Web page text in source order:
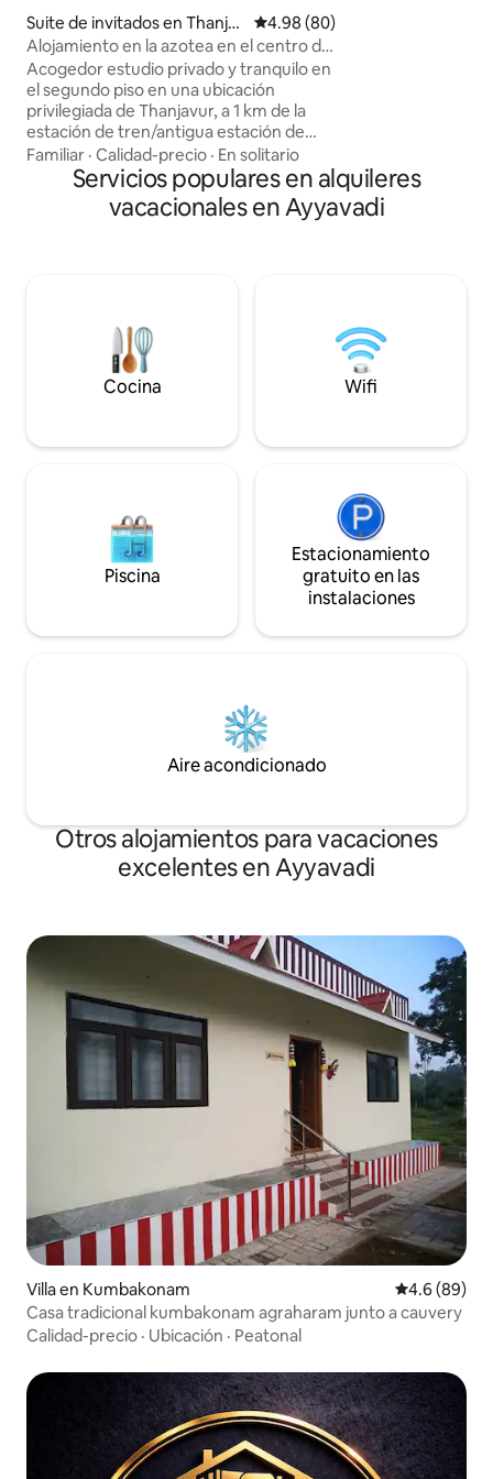
Suite de invitados en Thanjav
ur
Calificación promedio: 4.98 de
4.98 (80)
Alojamiento en la azotea en el centro de
la ciudad
Acogedor estudio privado y tranquilo en
el segundo piso en una ubicación
privilegiada de Thanjavur, a 1 km de la
estación de tren/antigua estación de
autobuses, a 4 km de la nueva estación
de autobuses, a 3 km del templo
Brihadeeshwara de la UNESCO. Cuenta
con aire acondicionado, cama doble, TV,
viajes locales y recomendaciones de
conductores/para viajes seguros. Ideal
para visitas a templos en Ana alrededor
Familiar · Calidad-precio · En solitario
Servicios populares en alquileres
vacacionales en Ayyavadi
Cocina Wifi
Piscina
Estacionamiento
gratuito en las
instalaciones
Aire acondicionado
Otros alojamientos para vacaciones
excelentes en Ayyavadi
Villa en Kumbakonam Calificación
4.6 (89)
Casa tradicional kumbakonam agraharam junto a cauvery
Calidad-precio · Ubicación · Peatonal